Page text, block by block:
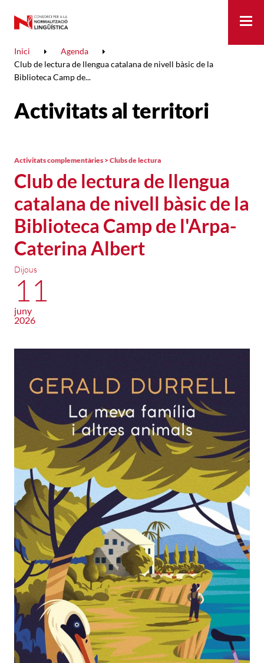
Inici
Agenda
Club de lectura de llengua catalana de nivell bàsic de la
Biblioteca Camp de...
Activitats al territori
Club de lectura de llengua
catalana de nivell bàsic de la
Biblioteca Camp de l'Arpa-
Caterina Albert
Activitats complementàries > Clubs de lectura
Dijous
11
juny
2026